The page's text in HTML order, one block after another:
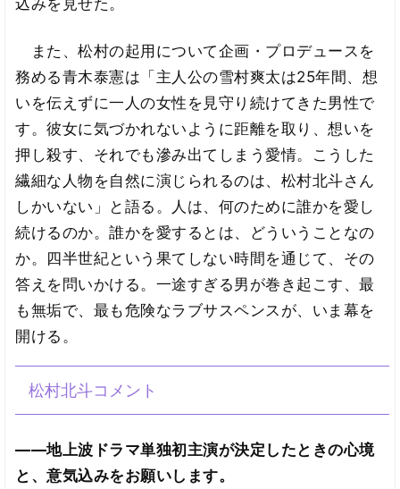
また、松村の起用について企画・プロデュースを
務める青木泰憲は「主人公の雪村爽太は25年間、想
いを伝えずに一人の女性を見守り続けてきた男性で
す。彼女に気づかれないように距離を取り、想いを
押し殺す、それでも滲み出てしまう愛情。こうした
繊細な人物を自然に演じられるのは、松村北斗さん
しかいない」と語る。人は、何のために誰かを愛し
続けるのか。誰かを愛するとは、どういうことなの
か。四半世紀という果てしない時間を通じて、その
答えを問いかける。一途すぎる男が巻き起こす、最
も無垢で、最も危険なラブサスペンスが、いま幕を
開ける。
松村北斗コメント
――地上波ドラマ単独初主演が決定したときの心境
と、意気込みをお願いします。